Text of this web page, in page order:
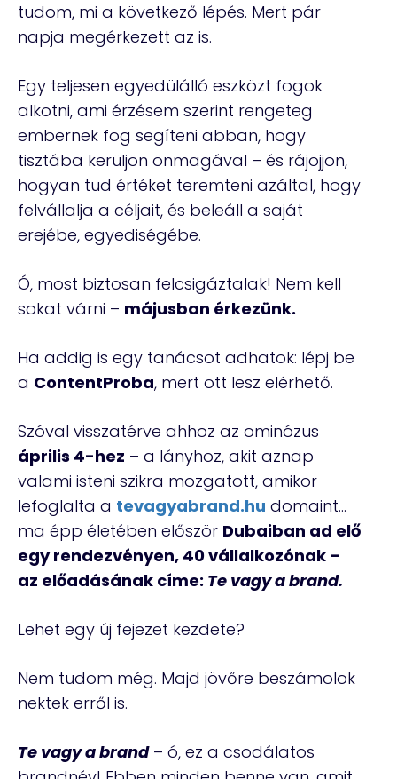
tudom, mi a következő lépés. Mert pár
napja megérkezett az is.
Egy teljesen egyedülálló eszközt fogok
alkotni, ami érzésem szerint rengeteg
embernek fog segíteni abban, hogy
tisztába kerüljön önmagával – és rájöjjön,
hogyan tud értéket teremteni azáltal, hogy
felvállalja a céljait, és beleáll a saját
erejébe, egyediségébe.
Ó, most biztosan felcsigáztalak! Nem kell
sokat várni – májusban érkezünk.
Ha addig is egy tanácsot adhatok: lépj be
a ContentProba, mert ott lesz elérhető.
Szóval visszatérve ahhoz az ominózus
április 4-hez – a lányhoz, akit aznap
valami isteni szikra mozgatott, amikor
lefoglalta a tevagyabrand.hu domaint…
ma épp életében először Dubaiban ad elő
egy rendezvényen, 40 vállalkozónak –
az előadásának címe: Te vagy a brand.
Lehet egy új fejezet kezdete?
Nem tudom még. Majd jövőre beszámolok
nektek erről is.
Te vagy a brand– ó, ez a csodálatos